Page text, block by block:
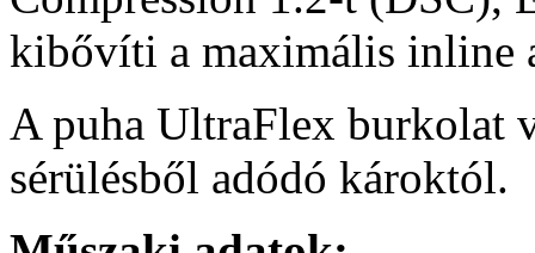
kibővíti a maximális inline
A puha UltraFlex burkolat
sérülésből adódó károktól.